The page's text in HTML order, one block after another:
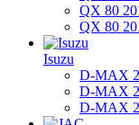
QX 80
QX 80
Isuzu
D-MAX
D-MAX
D-MAX